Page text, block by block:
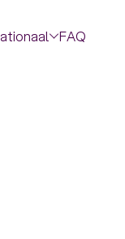
FAQ